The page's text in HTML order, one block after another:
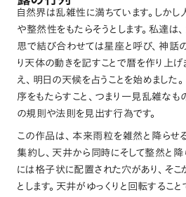
自然界は乱雑性に満ちています。 しかし
や整然性をもたらそうとします。 私達は、
思で結び合わせては星座と呼び、 神話
り天体の動きを記すことで暦を作り上げ
え 、 明日の天候を占うことを始めました。
序をもたらすこと 、 つまり一見乱雑なも
の規則や法則を見出す行為です。
この作品は、 本来雨粒を雑然と降らせ
集約し、 天井から同時にそして整然と降
には格子状に配置された穴があり 、 そこ
とします。 天井がゆっくりと回転すること